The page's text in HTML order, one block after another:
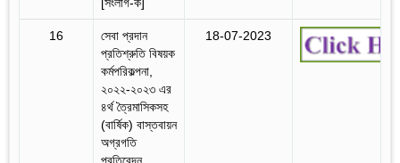
16
সেবা প্রদান
প্রতিশ্রুতি বিষয়ক
কর্মপরিকল্পনা,
২০২২-২০২৩ এর
৪র্থ ত্রৈমাসিকসহ
(বার্ষিক) বাস্তবায়ন
অগ্রগতি
প্রতিবেদন
18-07-2023